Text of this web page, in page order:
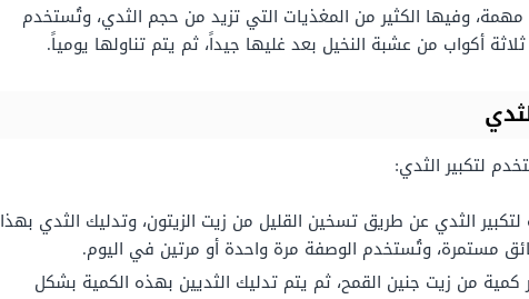
وفيها الكثير من المغذيات التي تزيد من حجم الثدي، وتُستخدم
أكواب من عشبة النخيل بعد غليها جيداً، ثم يتم تناولها يومياً.
لتكبير الثدي:
الثدي عن طريق تسخين القليل من زيت الزيتون، وتدليك الثدي بهذا
كمية من زيت جنين القمح، ثم يتم تدليك الثديين بهذه الكمية بشكل